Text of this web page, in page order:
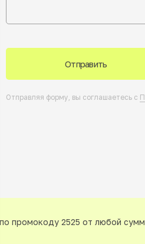
Отправить
Отправляя форму, вы соглашаетесь с
промокоду 2525 от любой суммы